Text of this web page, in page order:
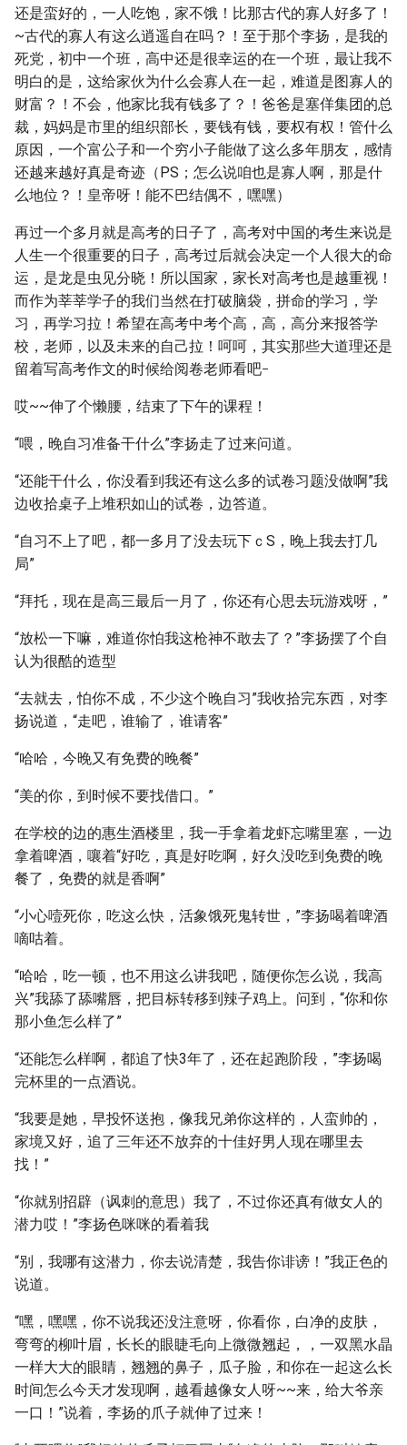
还是蛮好的，一人吃饱，家不饿！比那古代的寡人好多了！
~古代的寡人有这么逍遥自在吗？！至于那个李扬，是我的
死党，初中一个班，高中还是很幸运的在一个班，最让我不
明白的是，这给家伙为什么会寡人在一起，难道是图寡人的
财富？！不会，他家比我有钱多了？！爸爸是塞佯集团的总
裁，妈妈是市里的组织部长，要钱有钱，要权有权！管什么
原因，一个富公子和一个穷小子能做了这么多年朋友，感情
还越来越好真是奇迹（PS；怎么说咱也是寡人啊，那是什
么地位？！皇帝呀！能不巴结偶不，嘿嘿）
再过一个多月就是高考的日子了，高考对中国的考生来说是
人生一个很重要的日子，高考过后就会决定一个人很大的命
运，是龙是虫见分晓！所以国家，家长对高考也是越重视！
而作为莘莘学子的我们当然在打破脑袋，拼命的学习，学
习，再学习拉！希望在高考中考个高，高，高分来报答学
校，老师，以及未来的自己拉！呵呵，其实那些大道理还是
留着写高考作文的时候给阅卷老师看吧
哎~~伸了个懒腰，结束了下午的课程！
“喂，晚自习准备干什么”李扬走了过来问道。
“还能干什么，你没看到我还有这么多的试卷习题没做啊”我
边收拾桌子上堆积如山的试卷，边答道。
“自习不上了吧，都一多月了没去玩下ｃS，晚上我去打几
局”
“拜托，现在是高三最后一月了，你还有心思去玩游戏呀，”
“放松一下嘛，难道你怕我这枪神不敢去了？”李扬摆了个自
认为很酷的造型
“去就去，怕你不成，不少这个晚自习”我收拾完东西，对李
扬说道，“走吧，谁输了，谁请客”
“哈哈，今晚又有免费的晚餐”
“美的你，到时候不要找借口。”
在学校的边的惠生酒楼里，我一手拿着龙虾忘嘴里塞，一边
拿着啤酒，嚷着“好吃，真是好吃啊，好久没吃到免费的晚
餐了，免费的就是香啊”
“小心噎死你，吃这么快，活象饿死鬼转世，”李扬喝着啤酒
嘀咕着。
“哈哈，吃一顿，也不用这么讲我吧，随便你怎么说，我高
兴”我舔了舔嘴唇，把目标转移到辣子鸡上。问到，“你和你
那小鱼怎么样了”
“还能怎么样啊，都追了快3年了，还在起跑阶段，”李扬喝
完杯里的一点酒说。
“我要是她，早投怀送抱，像我兄弟你这样的，人蛮帅的，
家境又好，追了三年还不放弃的十佳好男人现在哪里去
找！”
“你就别招辟（讽刺的意思）我了，不过你还真有做女人的
潜力哎！”李扬色咪咪的看着我
“别，我哪有这潜力，你去说清楚，我告你诽谤！”我正色的
说道。
“嘿，嘿嘿，你不说我还没注意呀，你看你，白净的皮肤，
弯弯的柳叶眉，长长的眼睫毛向上微微翘起，，一双黑水晶
一样大大的眼睛，翘翘的鼻子，瓜子脸，和你在一起这么长
时间怎么今天才发现啊，越看越像女人呀~~来，给大爷亲
一口！”说着，李扬的爪子就伸了过来！